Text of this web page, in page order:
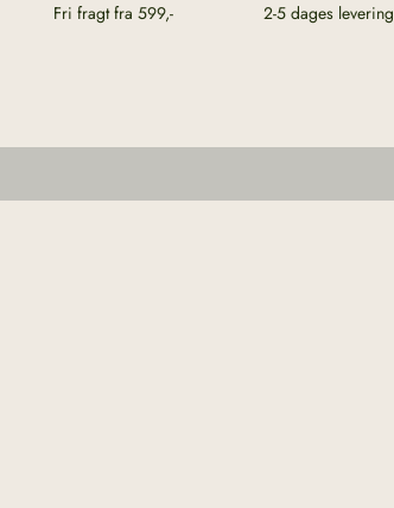
Fri fragt fra 599,- 2-5 dages levering